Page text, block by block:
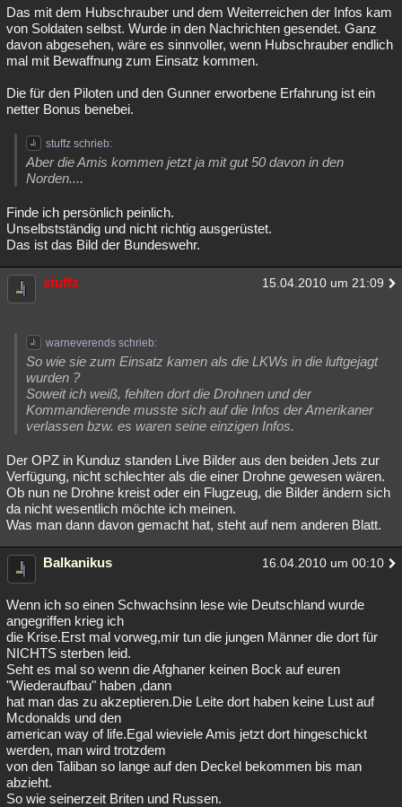
Das mit dem Hubschrauber und dem Weiterreichen der Infos kam
von Soldaten selbst. Wurde in den Nachrichten gesendet. Ganz
davon abgesehen, wäre es sinnvoller, wenn Hubschrauber endlich
mal mit Bewaffnung zum Einsatz kommen.
Die für den Piloten und den Gunner erworbene Erfahrung ist ein
netter Bonus benebei.
stuffz schrieb:
Aber die Amis kommen jetzt ja mit gut 50 davon in den
Norden....
Finde ich persönlich peinlich.
Unselbstständig und nicht richtig ausgerüstet.
Das ist das Bild der Bundeswehr.
stuffz 15.04.2010 um 21:09
warneverends schrieb:
So wie sie zum Einsatz kamen als die LKWs in die luftgejagt
wurden ?
Soweit ich weiß, fehlten dort die Drohnen und der
Kommandierende musste sich auf die Infos der Amerikaner
verlassen bzw. es waren seine einzigen Infos.
Der OPZ in Kunduz standen Live Bilder aus den beiden Jets zur
Verfügung, nicht schlechter als die einer Drohne gewesen wären.
Ob nun ne Drohne kreist oder ein Flugzeug, die Bilder ändern sich
da nicht wesentlich möchte ich meinen.
Was man dann davon gemacht hat, steht auf nem anderen Blatt.
Balkanikus 16.04.2010 um 00:10
Wenn ich so einen Schwachsinn lese wie Deutschland wurde
angegriffen krieg ich
die Krise.Erst mal vorweg,mir tun die jungen Männer die dort für
NICHTS sterben leid.
Seht es mal so wenn die Afghaner keinen Bock auf euren
"Wiederaufbau" haben ,dann
hat man das zu akzeptieren.Die Leite dort haben keine Lust auf
Mcdonalds und den
american way of life.Egal wieviele Amis jetzt dort hingeschickt
werden, man wird trotzdem
von den Taliban so lange auf den Deckel bekommen bis man
abzieht.
So wie seinerzeit Briten und Russen.